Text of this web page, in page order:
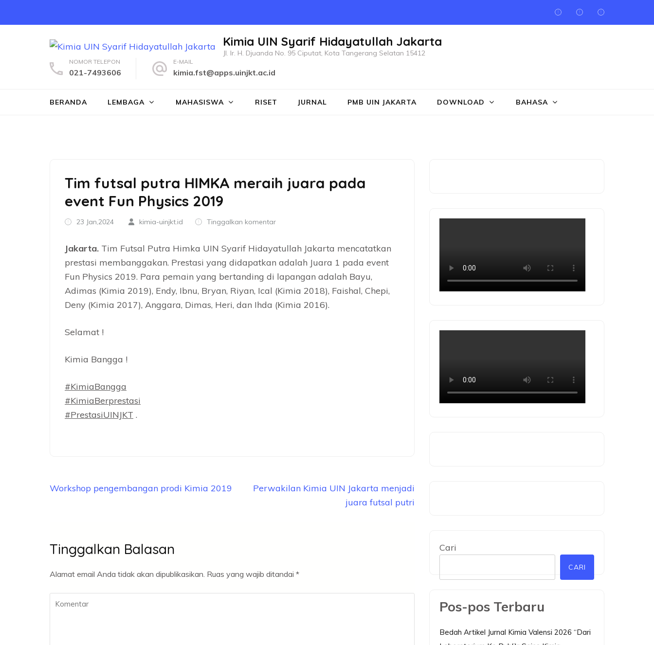
Kimia UIN Syarif Hidayatullah Jakarta
Jl. Ir. H. Djuanda No. 95 Ciputat, Kota Tangerang Selatan 15412
NOMOR TELEPON
021-7493606
E-MAIL
kimia.fst@apps.uinjkt.ac.id
BERANDA LEMBAGA MAHASISWA RISET JURNAL PMB UIN JAKARTA DOWNLOAD BAHASA
Tim futsal putra HIMKA meraih juara pada
event Fun Physics 2019
23 Jan,2024 kimia-uinjkt.id Tinggalkan komentar
Jakarta. Tim Futsal Putra Himka UIN Syarif Hidayatullah Jakarta mencatatkan
prestasi membanggakan. Prestasi yang didapatkan adalah Juara 1 pada event
Fun Physics 2019. Para pemain yang bertanding di lapangan adalah Bayu,
Adimas (Kimia 2019), Endy, Ibnu, Bryan, Riyan, Ical (Kimia 2018), Faishal, Chepi,
Deny (Kimia 2017), Anggara, Dimas, Heri, dan Ihda (Kimia 2016).
Selamat !
Kimia Bangga !
#KimiaBangga
#KimiaBerprestasi
#PrestasiUINJKT .
Navigasi
Workshop pengembangan prodi Kimia 2019
Perwakilan Kimia UIN Jakarta menjadi
juara futsal putri
Tinggalkan Balasan
Alamat email Anda tidak akan dipublikasikan. Ruas yang wajib ditandai *
Komentar
Cari
CARI
Pos-pos Terbaru
Bedah Artikel Jurnal Kimia Valensi 2026 “Dari